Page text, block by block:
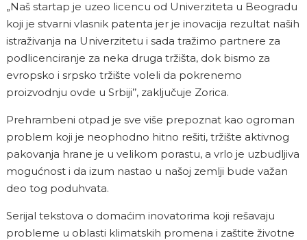
„Naš startap je uzeo licencu od Univerziteta u Beogradu
koji je stvarni vlasnik patenta jer je inovacija rezultat naših
istraživanja na Univerzitetu i sada tražimo partnere za
podlicenciranje za neka druga tržišta, dok bismo za
evropsko i srpsko tržište voleli da pokrenemo
proizvodnju ovde u Srbiji’’, zaključuje Zorica.
Prehrambeni otpad je sve više prepoznat kao ogroman
problem koji je neophodno hitno rešiti, tržište aktivnog
pakovanja hrane je u velikom porastu, a vrlo je uzbudljiva
mogućnost i da izum nastao u našoj zemlji bude važan
deo tog poduhvata.
Serijal tekstova o domaćim inovatorima koji rešavaju
probleme u oblasti klimatskih promena i zaštite životne